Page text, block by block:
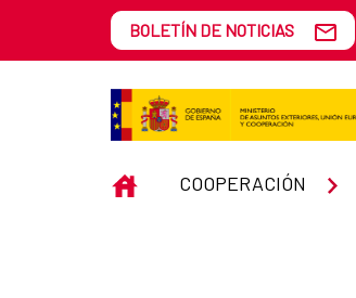
Saltar al contenido principal
Noticias y reportajes
BOLETÍN DE NOTICIAS
INICIOCOOPERACIÓN